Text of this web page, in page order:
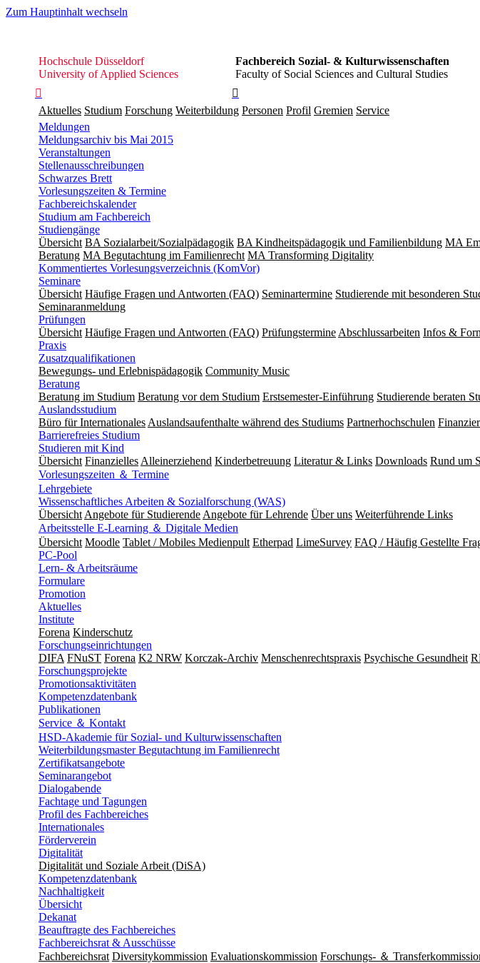
Zum Hauptinhalt wechseln
Hochschule
Düsseldorf
Hochschule Düsseldorf
University of Applied Sciences
Fachbereich Sozial- & Kulturwissenschaften
Faculty of Social Sciences and Cultural Studies


Aktuelles Studium Forschung Weiterbildung Personen Profil Gremien Service
Meldungen
Meldungsarchiv bis Mai 2015
Veranstaltungen
Stellenausschreibungen
Schwarzes Brett
Vorlesungszeiten & Termine
Fachbereichskalender
Studium am Fachbereich
Studiengänge
Übersicht BA Sozialarbeit/Sozialpädagogik BA Kindheitspädagogik und Familienbildung MA
Beratung MA Begut­ach­tung im Fami­lien­recht MA Transforming Digitality
Kommentiertes Vorlesungsverzeichnis (KomVor)
Seminare
Übersicht Häufige Fragen und Antworten (FAQ) Seminartermine Studierende mit besonderen
Seminaranmeldung
Prüfungen
Übersicht Häufige Fragen und Antworten (FAQ) Prüfungstermine Abschlussarbeiten Infos &
Praxis
Zusatzqualifikationen
Bewegungs- und Erlebnispädagogik Community Music
Beratung
Beratung im Studium Beratung vor dem Studium Erstsemester-Einführung Studierende beraten
Auslandsstudium
Büro für Internationales Auslandsaufenthalte während des Studiums Partnerhochschulen
Barrierefreies Studium
Studieren mit Kind
Übersicht Finanzielles Alleinerziehend Kinderbetreuung Literatur & Links Downloads Rund um
Vorlesungszeiten ＆ Termine
Lehrgebiete
Wissenschaftliches Arbeiten & Sozialforschung (WAS)
Übersicht Angebote für Studierende Angebote für Lehrende Über uns Weiterführende Links
Arbeitsstelle E-Learning ＆ Digitale Medien
Übersicht Moodle Tablet / Mobiles Medienpult Etherpad LimeSurvey FAQ / Häufig Gestellte
PC-Pool
Lern- & Arbeitsräume
Formulare
Promotion
Aktuelles
Institute
Forena Kinderschutz
Forschungseinrichtungen
DIFA FNuST Forena K2 NRW Korczak-Archiv Men­schen­rechts­praxis Psy­chische Gesund­heit
Forschungsprojekte
Promotionsaktivitäten
Kompetenzdatenbank
Publikationen
Service ＆ Kontakt
HSD-Akademie für Sozial- und Kulturwissenschaften
Weiterbildungsmaster Begutachtung im Familienrecht
Zertifikatsangebote
Seminarangebot
Dialogabende
Fachtage und Tagungen
Profil des Fachbereiches
Internationales
Förderverein
Digitalität
Digitalität und Soziale Arbeit (DiSA)
Kompetenzdatenbank
Nachhaltigkeit
Übersicht
Dekanat
Beauftragte des Fachbereiches
Fachbereichsrat & Ausschüsse
Fachbereichsrat Diversitykommission Evaluationskommission Forschungs- ＆